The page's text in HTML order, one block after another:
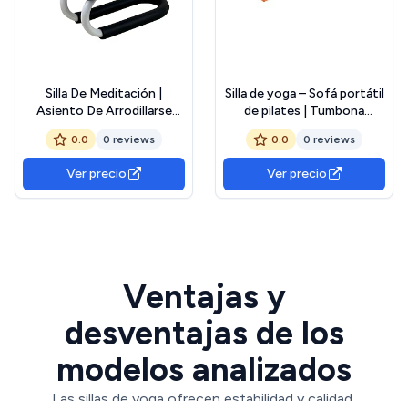
Silla De Meditación |
Asiento De Arrodillarse
para Yoga Oración - Banco
Ergonómico Cómodo para
Práctica Yoga Mindfulness
Principiantes Adultos
Relajación Lectura Hogar
0.0 0 reviews
Ver precio
Silla de yoga – Sofá portátil
de pilates | Tumbona
plegable para ejercicios de
yoga para viajes cortos,
sofá inflable de pilates
0.0 0 reviews
Ver precio
Ventajas y
desventajas de los
modelos analizados